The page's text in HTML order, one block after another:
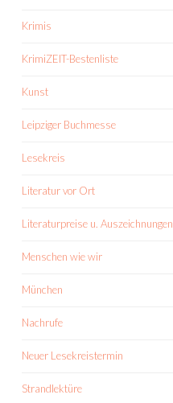
Krimis
KrimiZEIT-Bestenliste
Kunst
Leipziger Buchmesse
Lesekreis
Literatur vor Ort
Literaturpreise u. Auszeichnungen
Menschen wie wir
München
Nachrufe
Neuer Lesekreistermin
Strandlektüre